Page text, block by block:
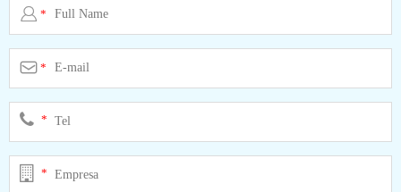
*
*
*
*